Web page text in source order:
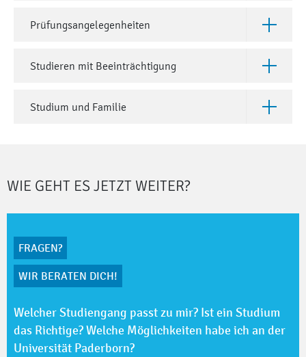
Prüfungsangelegenheiten Öffne
Studieren mit Beeinträchtigung Öffne
Studium und Familie Öffne
WIE GEHT ES JETZT WEITER?
FRAGEN?
WIR BERATEN DICH!
Welcher Studiengang passt zu mir? Ist ein Studium
das Richtige? Welche Möglichkeiten habe ich an der
Universität Paderborn?